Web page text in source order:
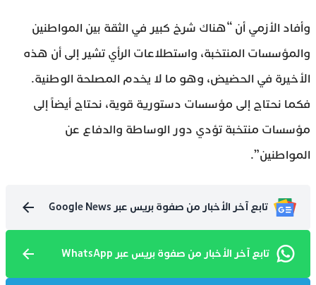
وأفاد الأزمي أن “هناك شرخ كبير في الثقة بين المواطنين
والمؤسسات المنتخبة، واستطلاعات الرأي تشير إلى أن هذه
الأخيرة في الحضيض، وهو ما لا يخدم المصلحة الوطنية.
فكما نحتاج إلى مؤسسات دستورية قوية، نحتاج أيضاً إلى
مؤسسات منتخبة تؤدي دور الوساطة والدفاع عن
المواطنين”.
تابع آخر الأخبار من صفوة بريس عبر Google News
تابع آخر الأخبار من صفوة بريس عبر WhatsApp